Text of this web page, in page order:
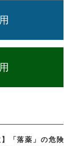
】「落薬」の危険